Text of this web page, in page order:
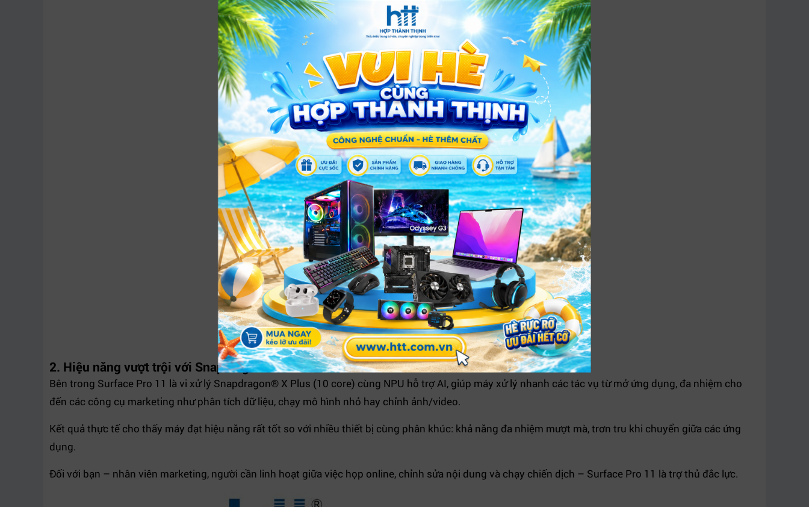
Surface Pro 11 – Snapdragon X Plus, 16GB/512GB
2. Hiệu năng vượt trội với Snapdragon® X Plus
Bên trong Surface Pro 11 là vi xử lý Snapdragon® X Plus (10 core) cùng NPU hỗ trợ AI, giúp máy xử lý nhanh các tác vụ từ mở ứng dụng, đa nhiệm cho
đến các công cụ marketing như phân tích dữ liệu, chạy mô hình nhỏ hay chỉnh ảnh/video.
Kết quả thực tế cho thấy máy đạt hiệu năng rất tốt so với nhiều thiết bị cùng phân khúc: khả năng đa nhiệm mượt mà, trơn tru khi chuyển giữa các ứng
dụng.
Đối với bạn – nhân viên marketing, người cần linh hoạt giữa việc họp online, chỉnh sửa nội dung và chạy chiến dịch – Surface Pro 11 là trợ thủ đắc lực.